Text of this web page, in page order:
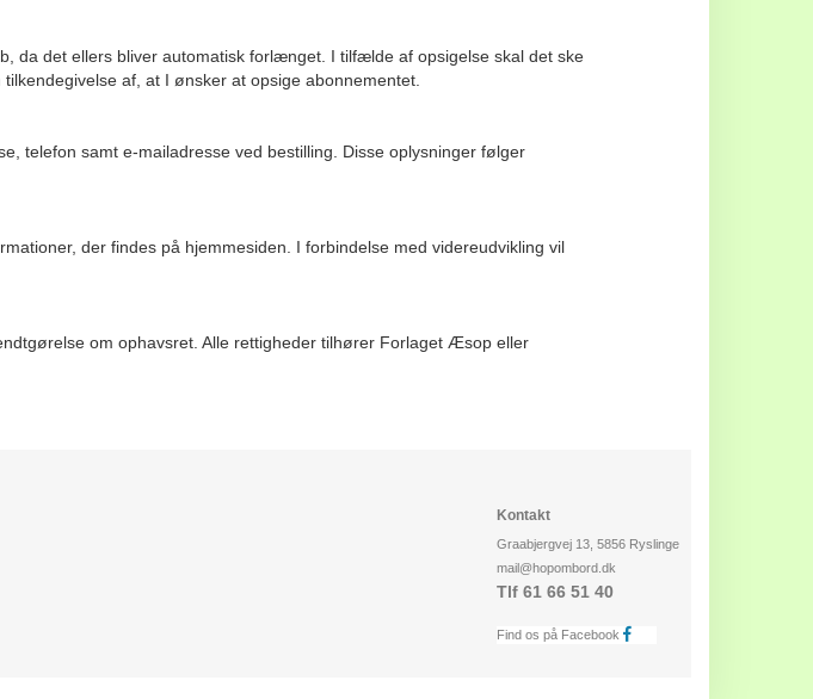
da det ellers bliver automatisk forlænget. I tilfælde af opsigelse skal det ske
af, at I ønsker at opsige abonnementet.
telefon samt e-mailadresse ved bestilling. Disse oplysninger følger
der findes på hjemmesiden. I forbindelse med videreudvikling vil
om ophavsret. Alle rettigheder tilhører Forlaget Æsop eller
Kontakt
Graabjergvej 13, 5856 Ryslinge
mail@hopombord.dk
Tlf 61 66 51 40
Find os på Facebook